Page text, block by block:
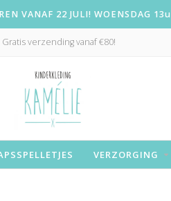
VANAF 22 JULI! WOENSDAG
Gratis verzending vanaf €80!
VERZORGING